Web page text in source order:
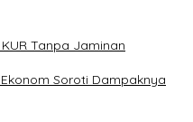
Tanpa Jaminan
Soroti Dampaknya